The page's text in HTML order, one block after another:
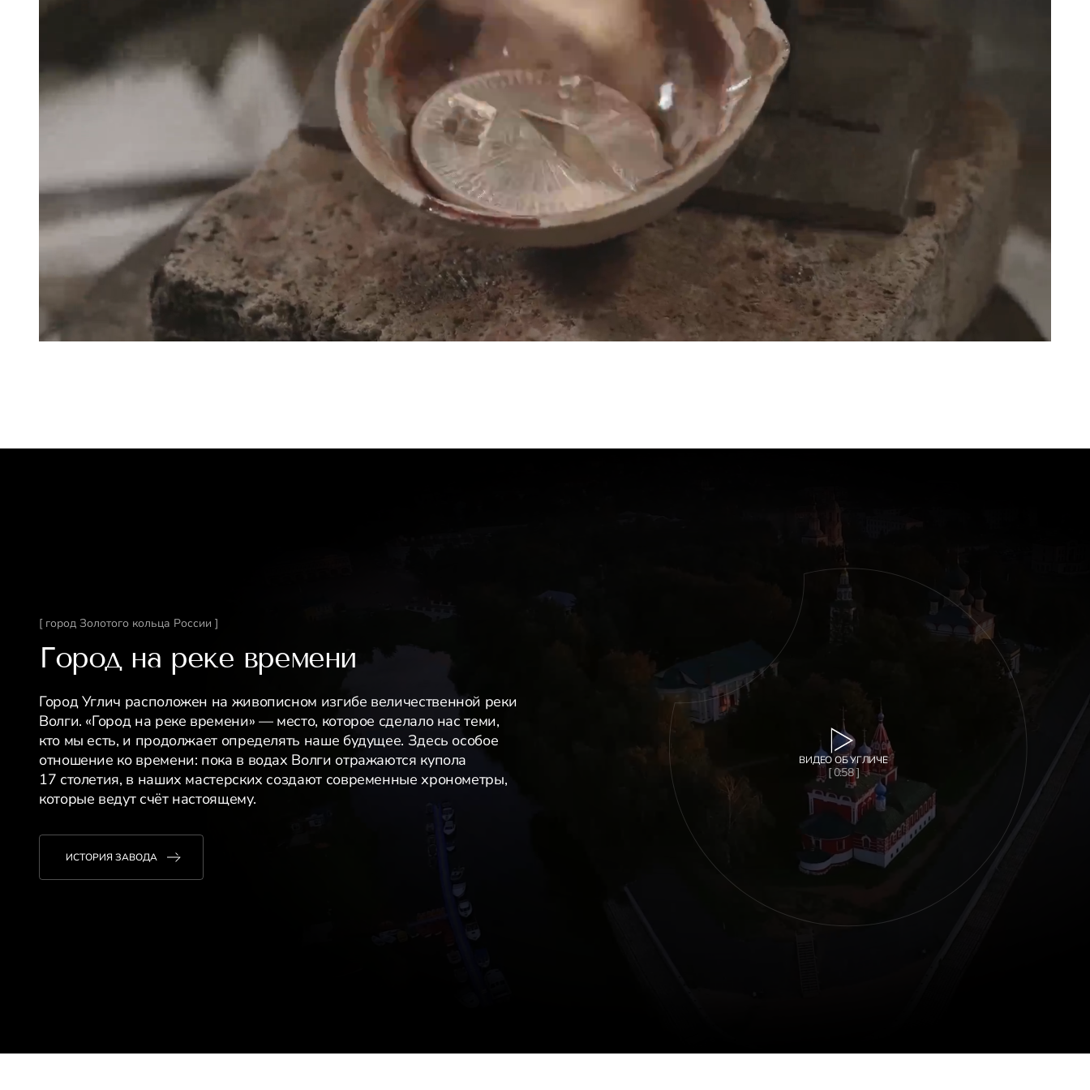
ВИДЕО ОБ УГЛИЧЕ
[ 0:58 ]
[ город Золотого кольца России ]
Город на реке времени
Город Углич расположен на живописном изгибе величественной реки
Волги. «Город на реке времени» — место, которое сделало нас теми,
кто мы есть, и продолжает определять наше будущее. Здесь особое
отношение ко времени: пока в водах Волги отражаются купола
17 столетия, в наших мастерских создают современные хронометры,
которые ведут счёт настоящему.
ИСТОРИЯ ЗАВОДА